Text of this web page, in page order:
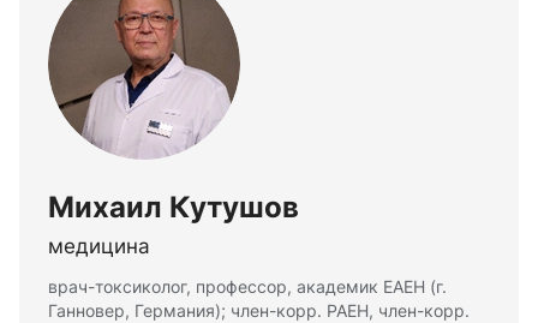
Михаил Кутушов
медицина
врач-токсиколог, профессор, академик ЕАЕН (г.
Ганновер, Германия); член-корр. РАЕН, член-корр.